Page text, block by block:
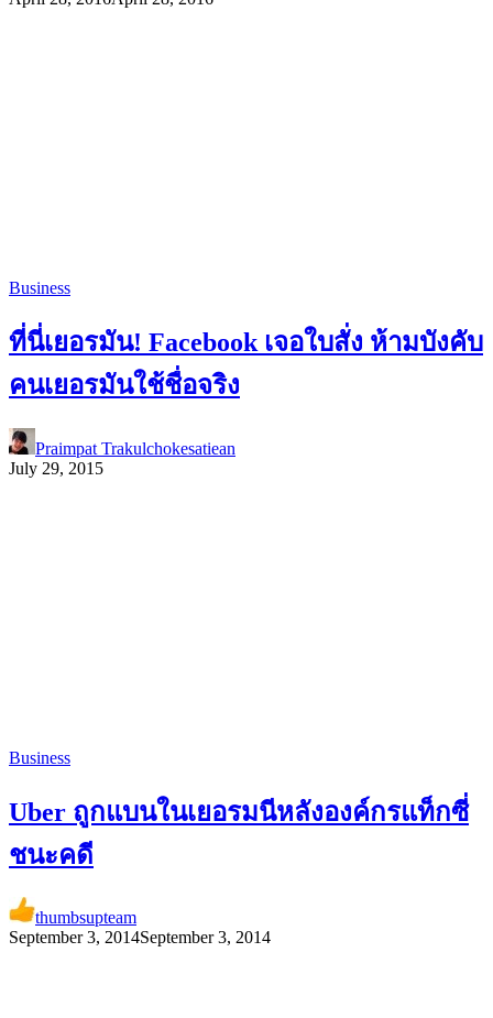
Business
ที่นี่เยอรมัน! Facebook เจอใบสั่ง ห้ามบังคับ
คนเยอรมันใช้ชื่อจริง
Praimpat Trakulchokesatiean
July 29, 2015
Business
Uber ถูกแบนในเยอรมนีหลังองค์กรแท็กซี่
ชนะคดี
thumbsupteam
September 3, 2014September 3, 2014